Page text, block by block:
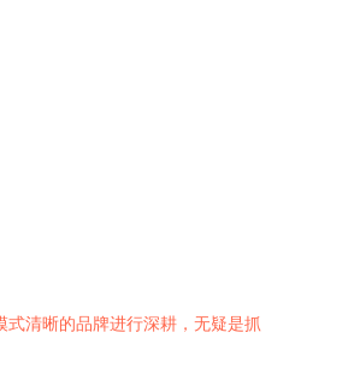
清晰的品牌进行深耕，无疑是抓